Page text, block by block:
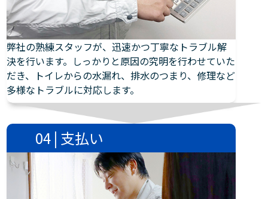
弊社の熟練スタッフが、迅速かつ丁寧なトラブル解
決を行います。しっかりと原因の究明を行わせていた
だき、トイレからの水漏れ、排水のつまり、修理など
多様なトラブルに対応します。
04 | 支払い